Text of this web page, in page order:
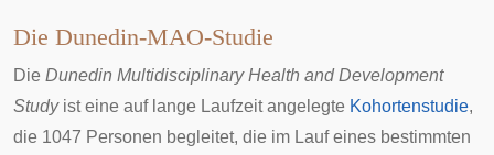
Die Dunedin-MAO-Studie
Die Dunedin Multidisciplinary Health and Development
Studyist eine auf lange Laufzeit angelegte Kohortenstudie,
die 1047 Personen begleitet, die im Lauf eines bestimmten